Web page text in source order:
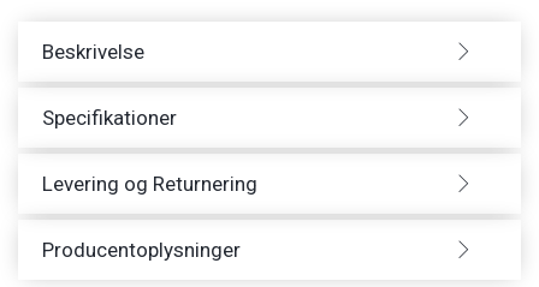
Beskrivelse
Specifikationer
Levering og Returnering
Producentoplysninger